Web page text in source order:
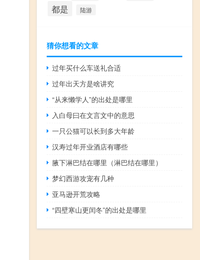
都是 陆游
猜你想看的文章
过年买什么车送礼合适
过年出天方是啥讲究
“从来懒学人”的出处是哪里
入白母曰在文言文中的意思
一只公猫可以长到多大年龄
汉寿过年开业酒店有哪些
腋下淋巴结在哪里（淋巴结在哪里）
梦幻西游攻宠有几种
亚马逊开荒攻略
“四壁寒山更闰冬”的出处是哪里